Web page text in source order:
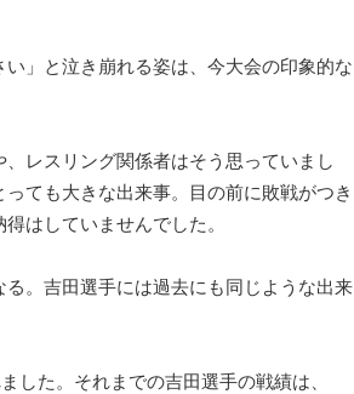
」と泣き崩れる姿は、今大会の印象的な
レスリング関係者はそう思っていまし
ても大きな出来事。目の前に敗戦がつき
はしていませんでした。
。吉田選手には過去にも同じような出来
した。それまでの吉田選手の戦績は、